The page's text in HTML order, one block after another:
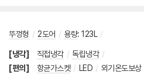
뚜껑형 / 2도어 / 용량: 123L /
[냉각] 직접냉각 / 독립냉각 /
[편의]
항균가스켓 / LED / 외기온도보상